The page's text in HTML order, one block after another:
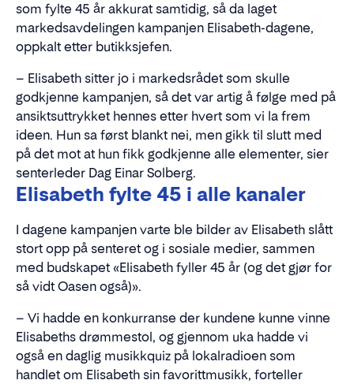
som fylte 45 år akkurat samtidig, så da laget
markedsavdelingen kampanjen Elisabeth-dagene,
oppkalt etter butikksjefen.
– Elisabeth sitter jo i markedsrådet som skulle
godkjenne kampanjen, så det var artig å følge med på
ansiktsuttrykket hennes etter hvert som vi la frem
ideen. Hun sa først blankt nei, men gikk til slutt med
på det mot at hun fikk godkjenne alle elementer, sier
senterleder Dag Einar Solberg.
Elisabeth fylte 45 i alle kanaler
I dagene kampanjen varte ble bilder av Elisabeth slått
stort opp på senteret og i sosiale medier, sammen
med budskapet «Elisabeth fyller 45 år (og det gjør for
så vidt Oasen også)».
– Vi hadde en konkurranse der kundene kunne vinne
Elisabeths drømmestol, og gjennom uka hadde vi
også en daglig musikkquiz på lokalradioen som
handlet om Elisabeth sin favorittmusikk, forteller